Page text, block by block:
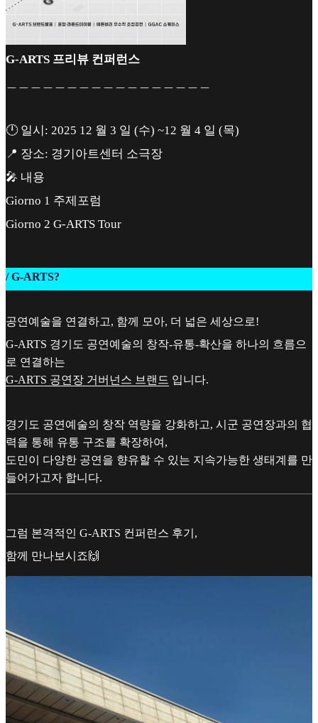
G-ARTS 프리뷰 컨퍼런스
🕛 일시: 2025 12 월 3 일 (수) ~12 월 4 일 (목)
📍 장소: 경기아트센터 소극장
🎤 내용
Giorno 1 주제포럼
Giorno 2 G-ARTS Tour
/ G-ARTS?
공연예술을 연결하고, 함께 모아, 더 넓은 세상으로!
G-ARTS 경기도 공연예술의 창작-유통-확산을 하나의 흐름으
로 연결하는
G-ARTS 공연장 거버넌스 브랜드 입니다.
경기도 공연예술의 창작 역량을 강화하고, 시군 공연장과의 협
력을 통해 유통 구조를 확장하여,
도민이 다양한 공연을 향유할 수 있는 지속가능한 생태계를 만
들어가고자 합니다.
그럼 본격적인 G-ARTS 컨퍼런스 후기,
함께 만나보시죠🙌